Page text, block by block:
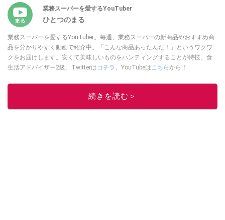
業務スーパーを愛するYouTuber
ひとつのまる
業務スーパーを愛するYouTuber。毎週、業務スーパーの新商品やおすすめ商
品を分かりやすく動画で紹介中。「こんな商品あったんだ！」というワクワ
クをお届けします。安くて美味しいものをハンティングすることが特技。食
生活アドバイザー2級。Twitterは コチラ 、YouTubeはこちらから！
このイチオシストの他の記事を読む
続きを読む＞